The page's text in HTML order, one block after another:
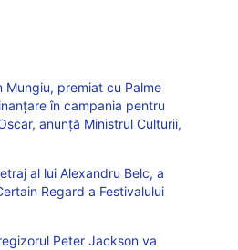
Mungiu, premiat cu Palme
în campania pentru
anunță Ministrul Culturii,
al lui Alexandru Belc, a
Regard a Festivalului
Peter Jackson va